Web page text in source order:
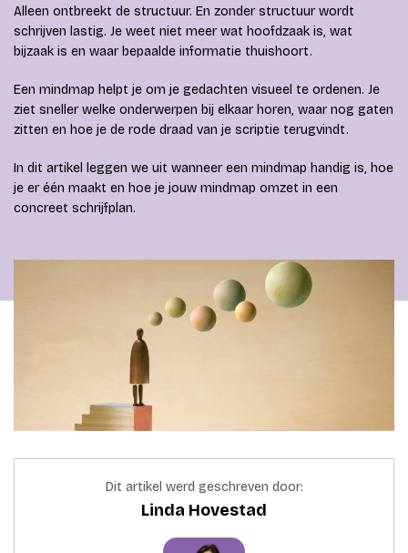
Alleen ontbreekt de structuur. En zonder structuur wordt
schrijven lastig. Je weet niet meer wat hoofdzaak is, wat
bijzaak is en waar bepaalde informatie thuishoort.
Een mindmap helpt je om je gedachten visueel te ordenen. Je
ziet sneller welke onderwerpen bij elkaar horen, waar nog gaten
zitten en hoe je de rode draad van je scriptie terugvindt.
In dit artikel leggen we uit wanneer een mindmap handig is, hoe
je er één maakt en hoe je jouw mindmap omzet in een
concreet schrijfplan.
Dit artikel werd geschreven door:
Linda Hovestad